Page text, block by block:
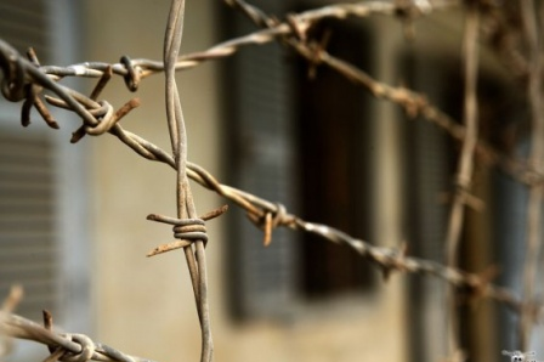
Перейти к основному содержанию